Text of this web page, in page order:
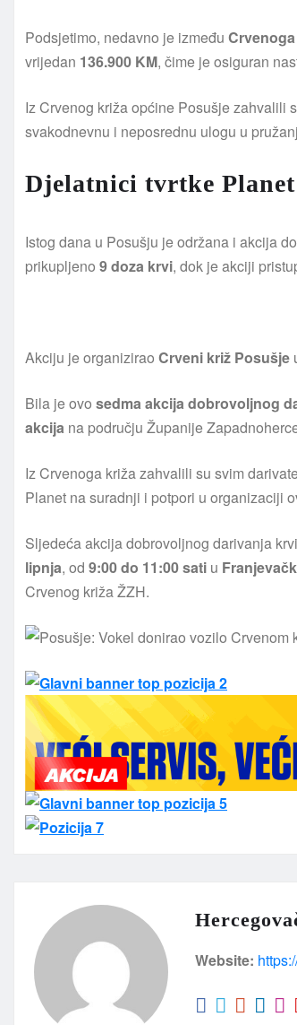
Podsjetimo, nedavno je između
vrijedan 136.900 KM, čime je osiguran
Iz Crvenog križa općine Posušje zahvalili
svakodnevnu i neposrednu ulogu u
Djelatnici tvrtke
Istog dana u Posušju je održana i akcija
prikupljeno 9 doza krvi, dok je akciji
Akciju je organizirao Crveni križ Posušje
Bila je ovo sedma akcija dobrovoljnog
akcija na području Županije
Iz Crvenoga križa zahvalili su svim
Planet na suradnji i potpori u organizaciji
Sljedeća akcija dobrovoljnog darivanja
lipnja, od 9:00 do 11:00 sati u
Crvenog križa ŽZH.
Website: